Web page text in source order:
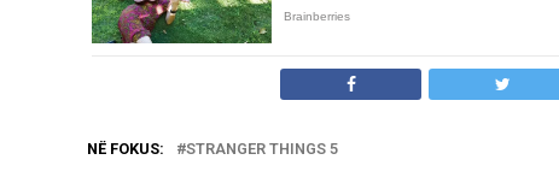
NË FOKUS: STRANGER THINGS 5